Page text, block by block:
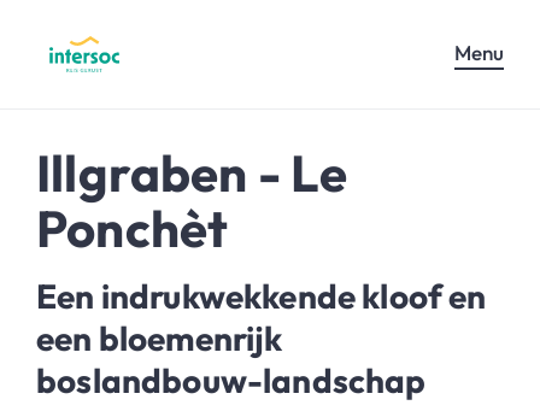
Menu
Illgraben - Le
Ponchèt
Een indrukwekkende kloof en
een bloemenrijk
boslandbouw-landschap